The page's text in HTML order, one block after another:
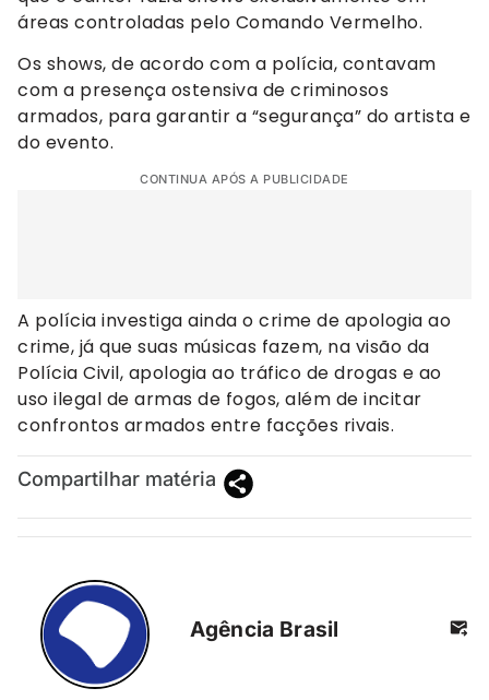
áreas controladas pelo Comando Vermelho.
Os shows, de acordo com a polícia, contavam
com a presença ostensiva de criminosos
armados, para garantir a “segurança” do artista e
do evento.
CONTINUA APÓS A PUBLICIDADE
A polícia investiga ainda o crime de apologia ao
crime, já que suas músicas fazem, na visão da
Polícia Civil, apologia ao tráfico de drogas e ao
uso ilegal de armas de fogos, além de incitar
confrontos armados entre facções rivais.
Compartilhar matéria
Agência Brasil